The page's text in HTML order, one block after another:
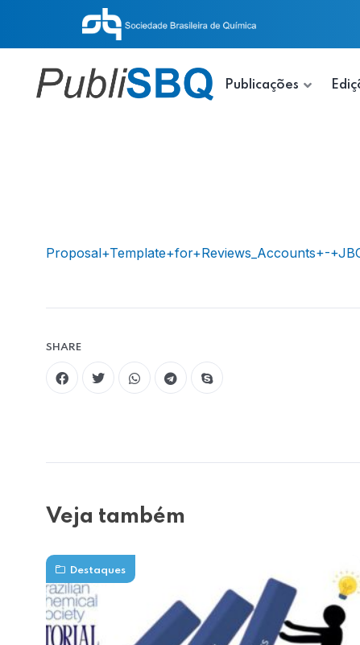
Publicações
Proposal+Template+for+Reviews_Accounts+-
SHARE
Veja também
Destaques